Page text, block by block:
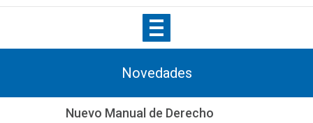
Novedades
Nuevo Manual de Derecho